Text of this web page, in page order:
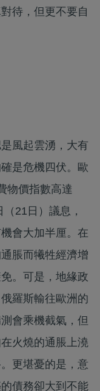
待，但更不要自
風起雲湧，大有
是危機四伏。歐
物價指數高達
21日）議息，
會大加半厘。在
脹而犧牲經濟增
。可是，地緣政
羅斯輸往歐洲的
會乘機截氣，但
火燒的通脹上澆
更堪憂的是，意
債務卻大到不能